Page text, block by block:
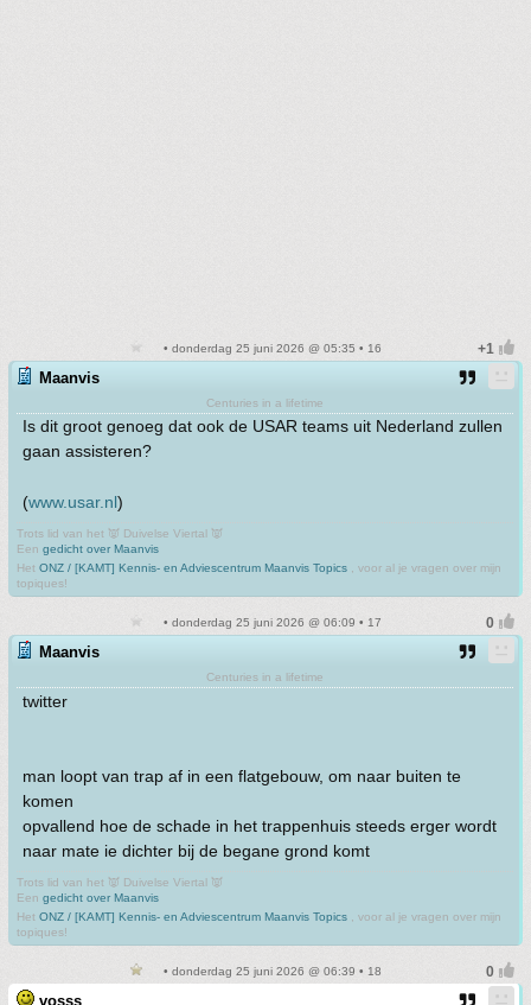
• donderdag 25 juni 2026 @ 05:35 • 16
Maanvis
Centuries in a lifetime
Is dit groot genoeg dat ook de USAR teams uit Nederland zullen
gaan assisteren?
(www.usar.nl)
Trots lid van het 👿 Duivelse Viertal 👿
Een gedicht over Maanvis
Het ONZ / [KAMT] Kennis- en Adviescentrum Maanvis Topics , voor al je vragen over mijn
topiques!
• donderdag 25 juni 2026 @ 06:09 • 17
Maanvis
Centuries in a lifetime
twitter
man loopt van trap af in een flatgebouw, om naar buiten te
komen
opvallend hoe de schade in het trappenhuis steeds erger wordt
naar mate ie dichter bij de begane grond komt
Trots lid van het 👿 Duivelse Viertal 👿
Een gedicht over Maanvis
Het ONZ / [KAMT] Kennis- en Adviescentrum Maanvis Topics , voor al je vragen over mijn
topiques!
• donderdag 25 juni 2026 @ 06:39 • 18
vosss